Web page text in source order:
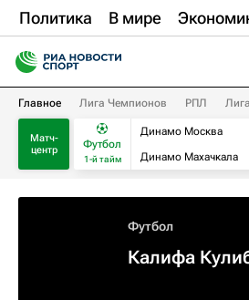
Политика В мире
Главное Лига Чемпионов РПЛ
Матч-
центр
Футбол
1-й тайм
Динамо Москва
Динамо Махачкала
Футбол
Калифа